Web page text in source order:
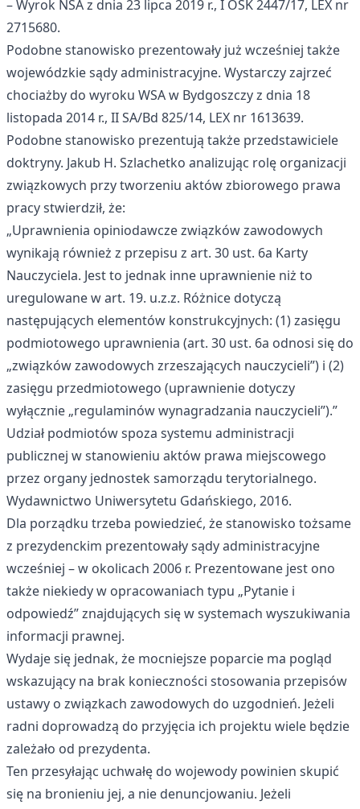
– Wyrok NSA z dnia 23 lipca 2019 r., I OSK 2447/17, LEX nr
2715680.
Podobne stanowisko prezentowały już wcześniej także
wojewódzkie sądy administracyjne. Wystarczy zajrzeć
chociażby do wyroku WSA w Bydgoszczy z dnia 18
listopada 2014 r., II SA/Bd 825/14, LEX nr 1613639.
Podobne stanowisko prezentują także przedstawiciele
doktryny. Jakub H. Szlachetko analizując rolę organizacji
związkowych przy tworzeniu aktów zbiorowego prawa
pracy stwierdził, że:
„Uprawnienia opiniodawcze związków zawodowych
wynikają również z przepisu z art. 30 ust. 6a Karty
Nauczyciela. Jest to jednak inne uprawnienie niż to
uregulowane w art. 19. u.z.z. Różnice dotyczą
następujących elementów konstrukcyjnych: (1) zasięgu
podmiotowego uprawnienia (art. 30 ust. 6a odnosi się do
„związków zawodowych zrzeszających nauczycieli”) i (2)
zasięgu przedmiotowego (uprawnienie dotyczy
wyłącznie „regulaminów wynagradzania nauczycieli”).”
Udział podmiotów spoza systemu administracji
publicznej w stanowieniu aktów prawa miejscowego
przez organy jednostek samorządu terytorialnego.
Wydawnictwo Uniwersytetu Gdańskiego, 2016.
Dla porządku trzeba powiedzieć, że stanowisko tożsame
z prezydenckim prezentowały sądy administracyjne
wcześniej – w okolicach 2006 r. Prezentowane jest ono
także niekiedy w opracowaniach typu „Pytanie i
odpowiedź” znajdujących się w systemach wyszukiwania
informacji prawnej.
Wydaje się jednak, że mocniejsze poparcie ma pogląd
wskazujący na brak konieczności stosowania przepisów
ustawy o związkach zawodowych do uzgodnień. Jeżeli
radni doprowadzą do przyjęcia ich projektu wiele będzie
zależało od prezydenta.
Ten przesyłając uchwałę do wojewody powinien skupić
się na bronieniu jej, a nie denuncjowaniu. Jeżeli